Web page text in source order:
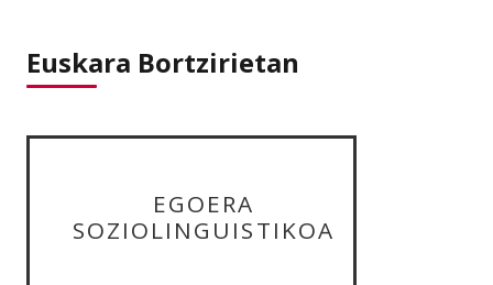
Euskara Bortzirietan
EGOERA
SOZIOLINGUISTIKOA